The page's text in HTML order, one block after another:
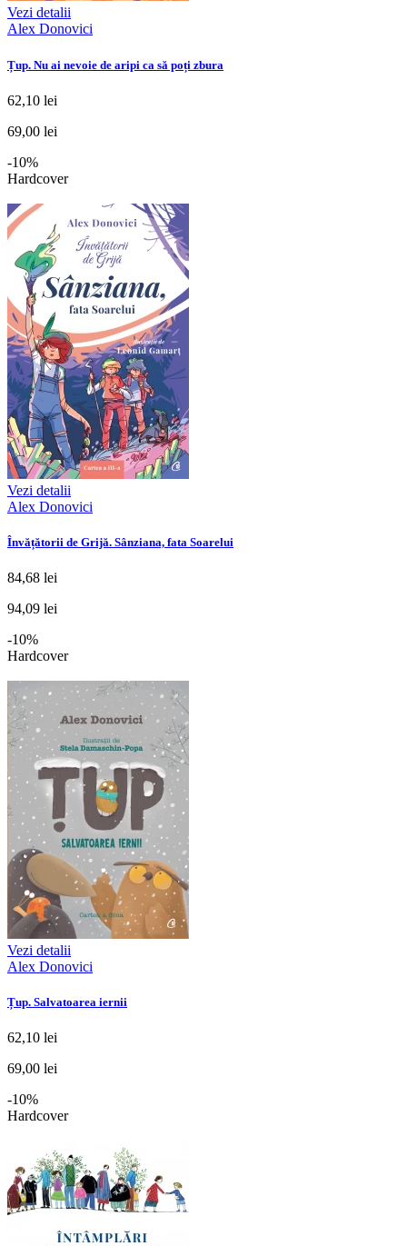
Vezi detalii
Alex Donovici
Țup. Nu ai nevoie de aripi ca să poți zbura
62,10 lei
69,00 lei
-10%
Hardcover
Vezi detalii
Alex Donovici
Învățătorii de Grijă. Sânziana, fata Soarelui
84,68 lei
94,09 lei
-10%
Hardcover
Vezi detalii
Alex Donovici
Țup. Salvatoarea iernii
62,10 lei
69,00 lei
-10%
Hardcover